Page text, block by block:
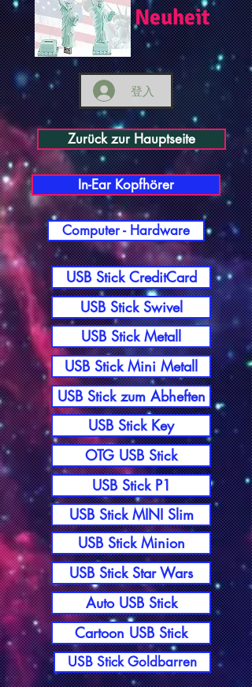
Neuheit
登入
Zurück zur Hauptseite
In-Ear Kopfhörer
Computer - Hardware
USB Stick CreditCard
USB Stick Swivel
USB Stick Metall
USB Stick Mini Metall
USB Stick zum Abheften
USB Stick Key
OTG USB Stick
USB Stick P1
USB Stick MINI Slim
USB Stick Minion
USB Stick Star Wars
Auto USB Stick
Cartoon USB Stick
USB Stick Goldbarren